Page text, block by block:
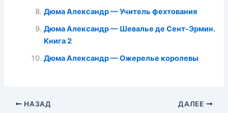
Дюма Александр — Учитель фехтования
Дюма Александр — Шевалье де Сент-Эрмин.
Книга 2
Дюма Александр — Ожерелье королевы
НАЗАД ДАЛЕЕ